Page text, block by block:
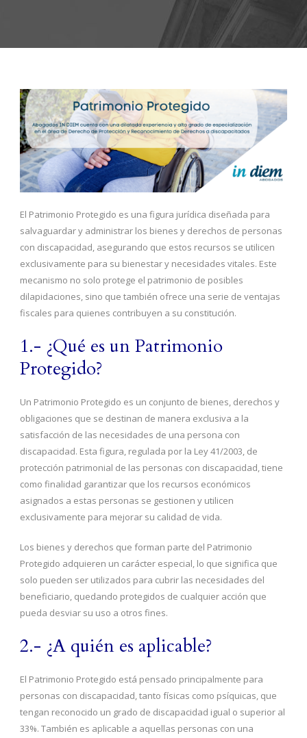
El Patrimonio Protegido es una figura jurídica diseñada para
salvaguardar y administrar los bienes y derechos de personas
con discapacidad, asegurando que estos recursos se utilicen
exclusivamente para su bienestar y necesidades vitales. Este
mecanismo no solo protege el patrimonio de posibles
dilapidaciones, sino que también ofrece una serie de ventajas
fiscales para quienes contribuyen a su constitución.
1.- ¿Qué es un Patrimonio
Protegido?
Un Patrimonio Protegido es un conjunto de bienes, derechos y
obligaciones que se destinan de manera exclusiva a la
satisfacción de las necesidades de una persona con
discapacidad. Esta figura, regulada por la Ley 41/2003, de
protección patrimonial de las personas con discapacidad, tiene
como finalidad garantizar que los recursos económicos
asignados a estas personas se gestionen y utilicen
exclusivamente para mejorar su calidad de vida.
Los bienes y derechos que forman parte del Patrimonio
Protegido adquieren un carácter especial, lo que significa que
solo pueden ser utilizados para cubrir las necesidades del
beneficiario, quedando protegidos de cualquier acción que
pueda desviar su uso a otros fines.
2.- ¿A quién es aplicable?
El Patrimonio Protegido está pensado principalmente para
personas con discapacidad, tanto físicas como psíquicas, que
tengan reconocido un grado de discapacidad igual o superior al
33%. También es aplicable a aquellas personas con una